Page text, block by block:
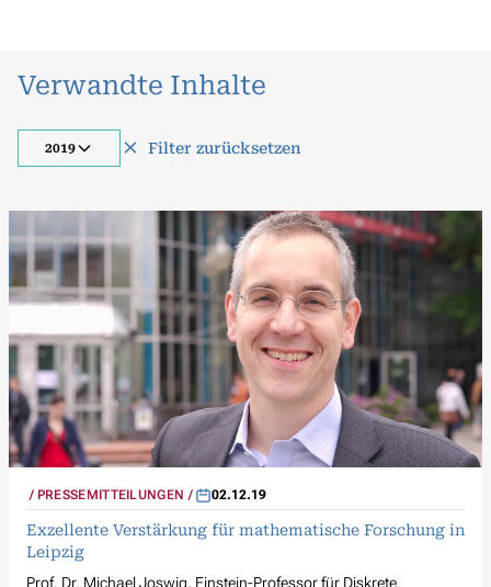
Verwandte Inhalte
2019 Filter zurücksetzen
PRESSEMITTEILUNGEN 02.12.19
Exzellente Verstärkung für mathematische Forschung in
Leipzig
Prof. Dr. Michael Joswig, Einstein-Professor für Diskrete